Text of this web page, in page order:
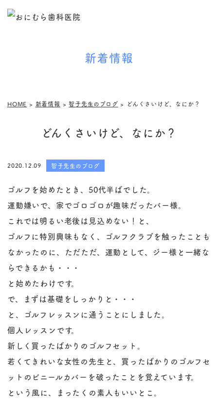
新着情報
HOME > 新着情報 > 智子先生のブログ > どんくさいけど、なにか？
どんくさいけど、なにか？
2020.12.09 智子先生のブログ
ゴルフを始めたとき、50代半ばでした。
運動嫌いで、家でゴロゴロが趣味だったバー様。
これでは明るい老後は見込めない！と、
ゴルフに特別興味もなく、ゴルフクラブを触ったことも
なかったのに、ただただ、運動として、ジー様と一緒な
らできるかも・・・
と始めたわけです。
で、まずは基礎をしっかりと・・・
と、ゴルフレッスンに通うことにしました。
個人レッスンです。
新しく買ったばかりのゴルフセット。
若くてきれいな女性の先生と、買ったばかりのゴルフセ
ットのビニールカバーを破ったことを覚えています。
という風に、まったくの素人もいいとこ。